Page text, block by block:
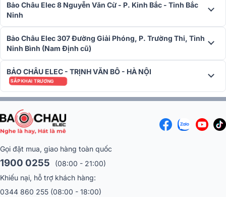
Bộ phân tần tinh chỉnh – Âm thanh liền mạch, cân bằng
ZX-5 được trang bị bộ phân tần với cấu trúc đảo ngược (IDG), một
cách âm học giữa các củ loa, mang lại sự liền mạch trong từng dải
tần. Nhờ vậy, Loa Mission ZX-5 không chỉ tái tạo được âm thanh
chính xác mà còn tạo ra một không gian âm nhạc tự nhiên, hài hòa.
Bảo Châu Elec 8 Nguyễn Văn Cừ - P. Kinh Bắc - Tỉnh Bắc
Ninh
Bảo Châu Elec 307 Đường Giải Phóng, P. Trường Thi, Tỉnh
Ninh Bình (Nam Định cũ)
BẢO CHÂU ELEC - TRỊNH VĂN BÔ - HÀ NỘI
SẮP KHAI TRƯƠNG
Gọi đặt mua, giao hàng toàn quốc
1900 0255
(08:00 - 21:00)
Khiếu nại, hỗ trợ khách hàng:
0344 860 255 (08:00 - 18:00)